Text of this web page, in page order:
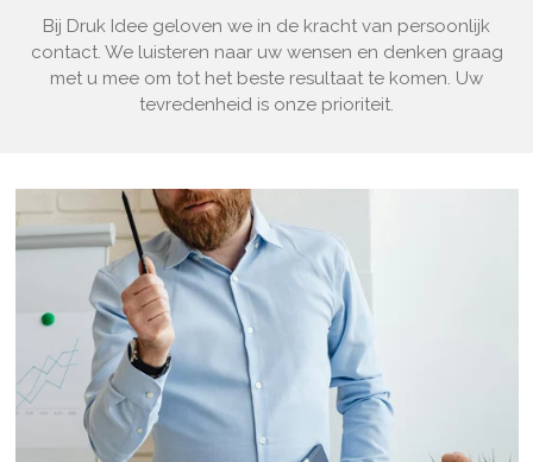
Bij Druk Idee geloven we in de kracht van persoonlijk
contact. We luisteren naar uw wensen en denken graag
met u mee om tot het beste resultaat te komen. Uw
tevredenheid is onze prioriteit.